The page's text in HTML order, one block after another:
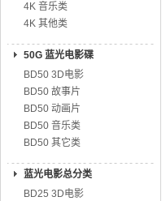
4K 音乐类
4K 其他类
50G 蓝光电影碟
BD50 3D电影
BD50 故事片
BD50 动画片
BD50 音乐类
BD50 其它类
蓝光电影总分类
BD25 3D电影